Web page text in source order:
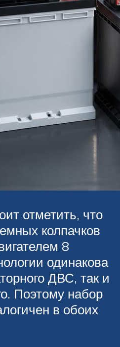
отметить, что
колпачков
8
одинакова
ДВС, так и
Поэтому набор
в обоих